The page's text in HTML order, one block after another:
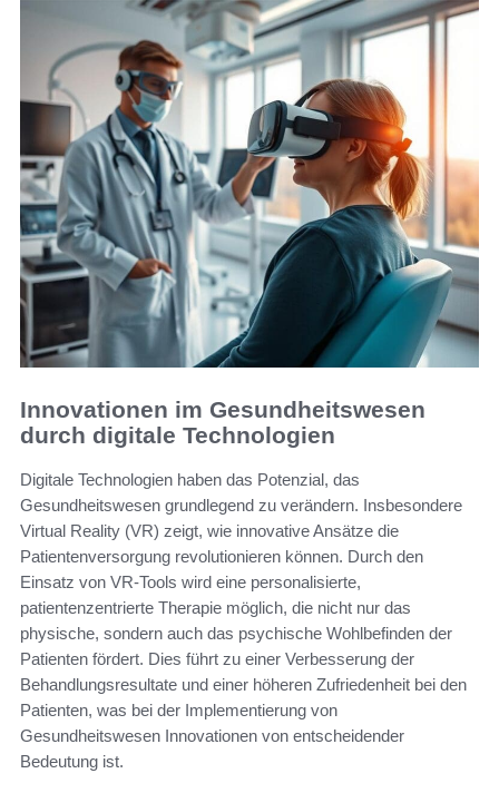
Innovationen im Gesundheitswesen
durch digitale Technologien
Digitale Technologien haben das Potenzial, das
Gesundheitswesen grundlegend zu verändern. Insbesondere
Virtual Reality (VR) zeigt, wie innovative Ansätze die
Patientenversorgung revolutionieren können. Durch den
Einsatz von VR-Tools wird eine personalisierte,
patientenzentrierte Therapie möglich, die nicht nur das
physische, sondern auch das psychische Wohlbefinden der
Patienten fördert. Dies führt zu einer Verbesserung der
Behandlungsresultate und einer höheren Zufriedenheit bei den
Patienten, was bei der Implementierung von
Gesundheitswesen Innovationen von entscheidender
Bedeutung ist.